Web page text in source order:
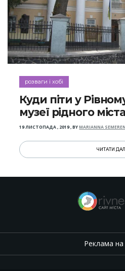
розваги і хобі
Куди піти у
музеї рідного міста
19 ЛИСТОПАДА , 2019,BYMARIANNA
ЧИТАТИ
Реклама на